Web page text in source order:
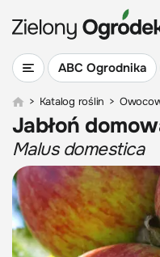
ABC Ogrodnika
> Katalog roślin >
Jabłoń
Malus domestica